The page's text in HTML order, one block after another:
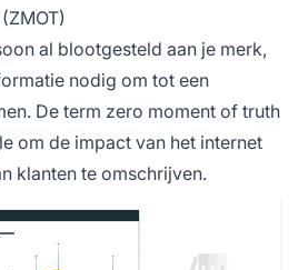
al blootgesteld aan je merk,
nodig om tot een
De term zero moment of truth
om de impact van het internet
klanten te omschrijven.